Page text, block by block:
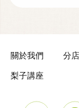
關於我們 分
梨子講座